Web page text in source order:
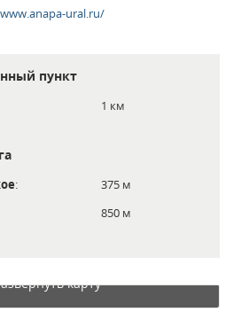
ural.ru/
пункт
1 км
:
375 м
850 м
карту